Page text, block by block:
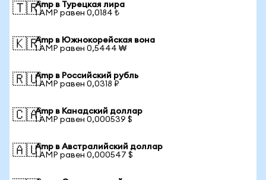
🇹🇷Amp в Турецкая лира
1 AMP равен 0,0184 ₺
🇰🇷Amp в Южнокорейская вона
1 AMP равен 0,5444 ₩
🇷🇺Amp в Российский рубль
1 AMP равен 0,0318 ₽
🇨🇦Amp в Канадский доллар
1 AMP равен 0,000539 $
🇦🇺Amp в Австралийский доллар
1 AMP равен 0,000547 $